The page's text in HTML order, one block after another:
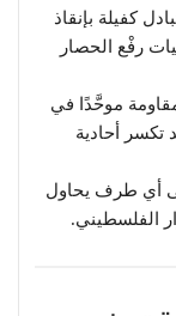
كفيلة بإنقاذ
رفْع الحصار
موحَّدًا في
تكسر أحادية
أي طرف يحاول
الفلسطيني.